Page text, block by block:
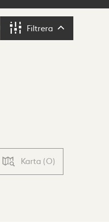
Filtrera Filtrera
Karta (0)